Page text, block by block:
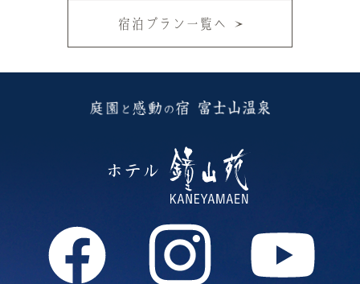
宿泊プラン一覧へ